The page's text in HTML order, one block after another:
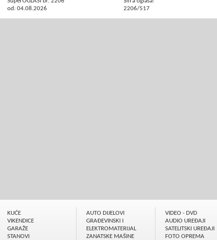
od: 04.08.2026
2206/517
KUĆE
VIKENDICE
GARAŽE
STANOVI
AUTO DIJELOVI
GRAÐEVINSKI I
ELEKTROMATERIJAL
ZANATSKE MAŠINE
VIDEO - DVD
AUDIO UREÐAJI
SATELITSKI UREÐAJI
FOTO OPREMA